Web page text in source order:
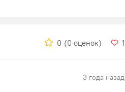
0 (0 оценок) 1
3 года назад